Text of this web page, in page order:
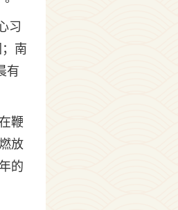
习
南
有
鞭
放
的